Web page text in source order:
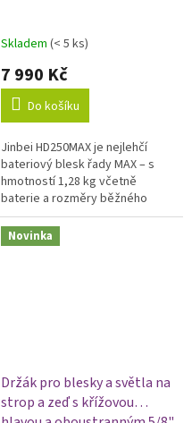
Skladem (< 5 ks)
7 990 Kč
Do košíku
Jinbei HD250MAX je nejlehčí
bateriový blesk řady MAX – s
hmotností 1,28 kg včetně
baterie a rozměry běžného
objektivu se vejde do každého
fotobagu. Nabízí výkon 220 Ws,
TTL...
Novinka
Držák pro blesky a světla na
strop a zeď s křížovou